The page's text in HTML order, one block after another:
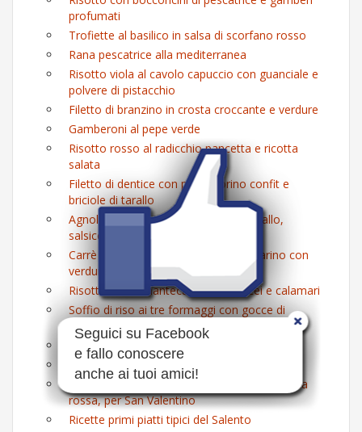
profumati
Trofiette al basilico in salsa di scorfano rosso
Rana pescatrice alla mediterranea
Risotto viola al cavolo capuccio con guanciale e
polvere di pistacchio
Filetto di branzino in crosta croccante e verdure
Gamberoni al pepe verde
Risotto rosso al radicchio pancetta e ricotta
salata
Filetto di dentice con pomodorino confit e
briciole di tarallo
Agnolotti con pomodoro datterino giallo,
salsiccia al coltello e pecorino
Carrè di maialino affumicato al rosmarino con
verdure croccanti
Risotto verde mantecato ai crostacei e calamari
Soffio di riso ai tre formaggi con gocce di
barbabietola maliziosa
Parmigiana di verza e funghi porcini
Lasagna bianca al sapore di mare
Risotto 'Eros' con funghi misti e baci di carota
rossa, per San Valentino
Ricette primi piatti tipici del Salento
Seguici su Facebook
e fallo conoscere
anche ai tuoi amici!